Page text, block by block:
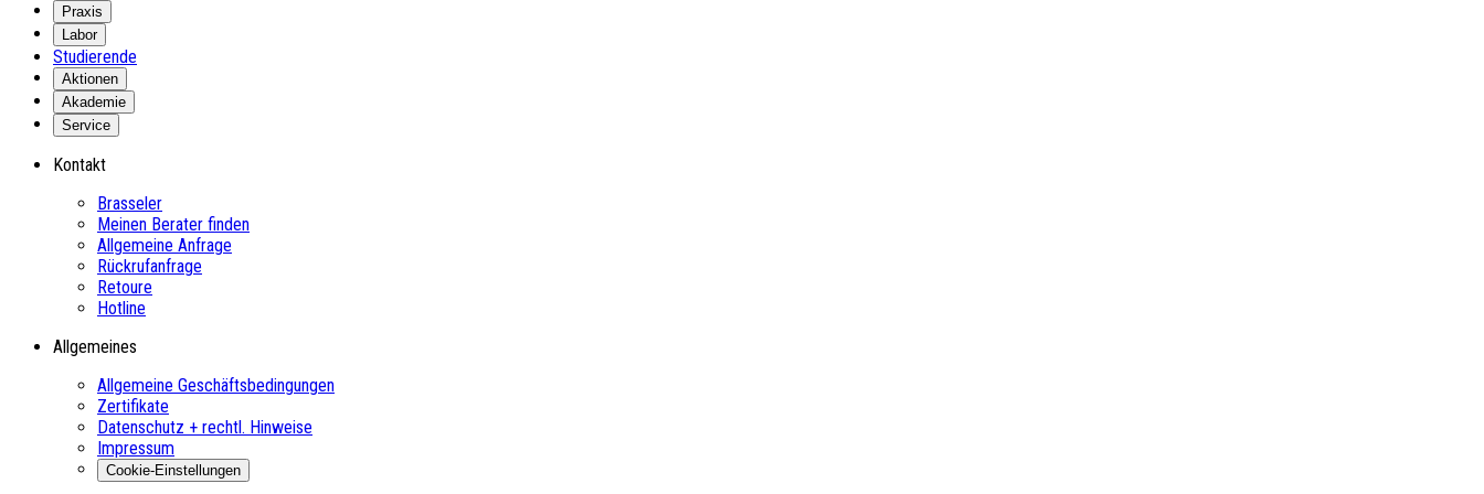
Praxis
Labor
Studierende
Aktionen
Akademie
Service
Kontakt
Brasseler
Meinen Berater finden
Allgemeine Anfrage
Rückrufanfrage
Retoure
Hotline
Allgemeines
Allgemeine Geschäftsbedingungen
Zertifikate
Datenschutz + rechtl. Hinweise
Impressum
Cookie-Einstellungen